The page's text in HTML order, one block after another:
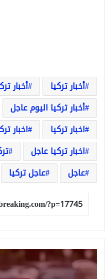
أخبار تركيا
أخبار
أخبار تركيا اليوم عاجل
اخبار تركيا
اخبار
اخبار تركيا عاجل
عاجل
عاجل تركيا
تطور
جديد